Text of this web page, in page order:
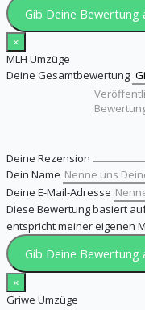
Gib Deine Bewertung
×
MLH Umzüge
Deine Gesamtbewertung
Deine Rezension
Dein Name
Deine E-Mail-Adresse
Diese Bewertung basiert
entspricht meiner eigenen
Gib Deine Bewertung
×
Griwe Umzüge